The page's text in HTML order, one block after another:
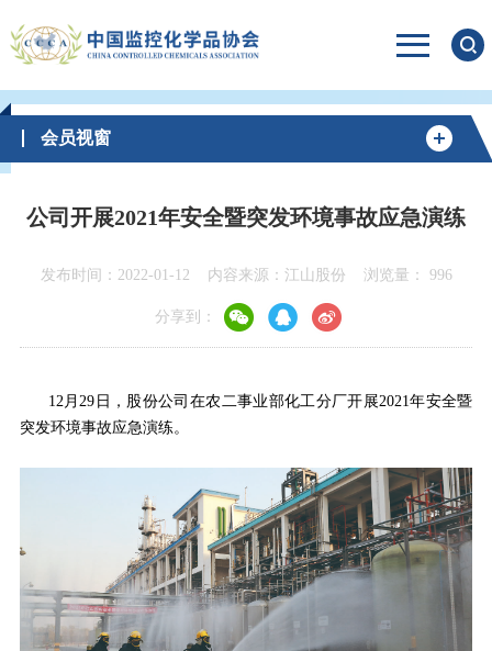
会员视窗
公司开展2021年安全暨突发环境事故应急演练
发布时间：2022-01-12 内容来源：江山股份 浏览量： 996
分享到：
12月29日，股份公司在农二事业部化工分厂开展2021年安全暨
突发环境事故应急演练。